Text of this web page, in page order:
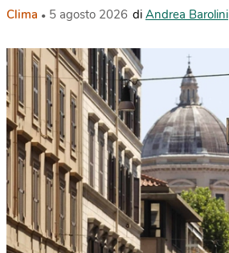
Clima 5 agosto 2026 di Andrea Barolini